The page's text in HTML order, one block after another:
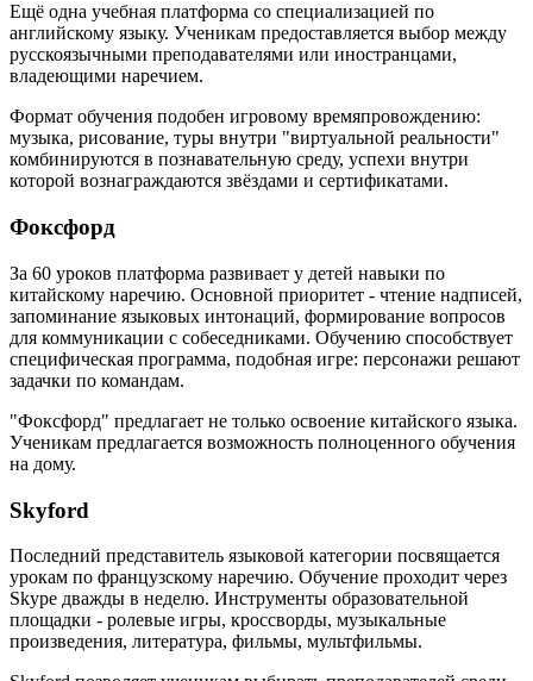
Ещё одна учебная платформа со специализацией по
английскому языку. Ученикам предоставляется выбор между
русскоязычными преподавателями или иностранцами,
владеющими наречием.
Формат обучения подобен игровому времяпровождению:
музыка, рисование, туры внутри "виртуальной реальности"
комбинируются в познавательную среду, успехи внутри
которой вознаграждаются звёздами и сертификатами.
Фоксфорд
За 60 уроков платформа развивает у детей навыки по
китайскому наречию. Основной приоритет - чтение надписей,
запоминание языковых интонаций, формирование вопросов
для коммуникации с собеседниками. Обучению способствует
специфическая программа, подобная игре: персонажи решают
задачки по командам.
"Фоксфорд" предлагает не только освоение китайского языка.
Ученикам предлагается возможность полноценного обучения
на дому.
Skyford
Последний представитель языковой категории посвящается
урокам по французскому наречию. Обучение проходит через
Skype дважды в неделю. Инструменты образовательной
площадки - ролевые игры, кроссворды, музыкальные
произведения, литература, фильмы, мультфильмы.